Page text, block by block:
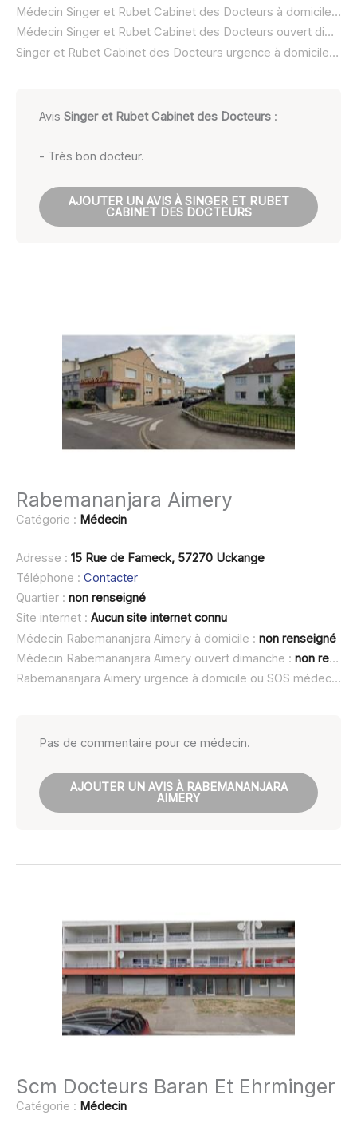
Médecin Singer et Rubet Cabinet des Docteurs à domicile :
Médecin Singer et Rubet Cabinet des Docteurs ouvert dimanche :
Singer et Rubet Cabinet des Docteurs urgence à domicile ou SOS médecin :
AvisSinger et Rubet Cabinet des Docteurs :
- Très bon docteur.
AJOUTER UN AVIS À SINGER ET RUBET
CABINET DES DOCTEURS
Rabemananjara Aimery
Catégorie : Médecin
Adresse : 15 Rue de Fameck, 57270 Uckange
Téléphone : Contacter
Quartier : non renseigné
Site internet : Aucun site internet connu
Médecin Rabemananjara Aimery à domicile : non renseigné
Médecin Rabemananjara Aimery ouvert dimanche : non renseigné
Rabemananjara Aimery urgence à domicile ou SOS médecin :
Pas de commentaire pour ce médecin.
AJOUTER UN AVIS À RABEMANANJARA
AIMERY
Scm Docteurs Baran Et Ehrminger
Catégorie : Médecin